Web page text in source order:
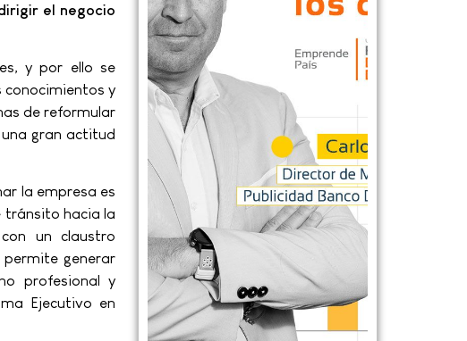
el negocio
y por ello se
conocimientos y
de reformular
gran actitud
la empresa es
tránsito hacia la
un claustro
generar
profesional y
Ejecutivo en